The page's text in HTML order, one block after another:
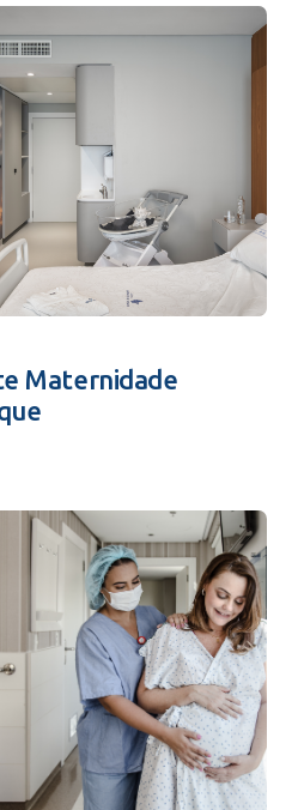
Maternidade